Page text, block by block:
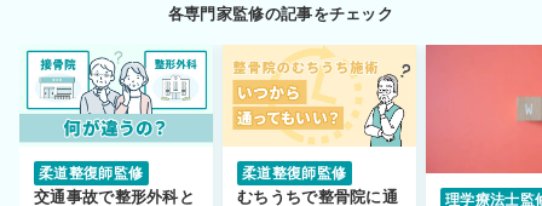
各専門家監修の記事をチェック
柔道整復師監修
交通事故で整形外科と
柔道整復師監修
むちうちで整骨院に通
理学療法士監